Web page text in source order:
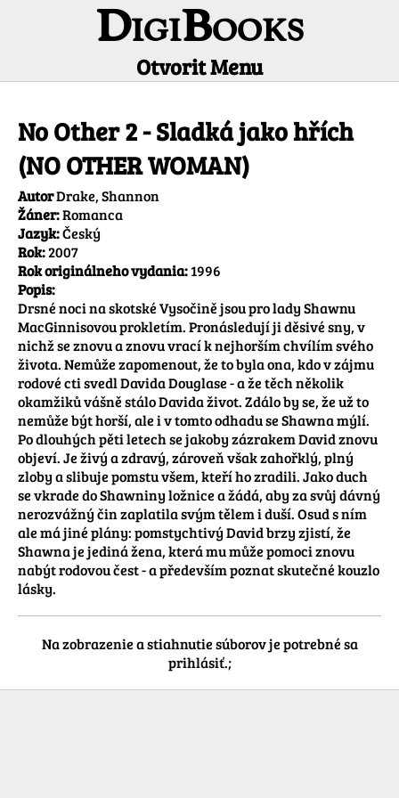
DigiBooks
Otvorit Menu
No Other 2 - Sladká jako hřích
(NO OTHER WOMAN)
AutorDrake, Shannon
Žáner:Romanca
Jazyk:Český
Rok:2007
Rok originálneho vydania:1996
Popis:
Drsné noci na skotské Vysočině jsou pro lady Shawnu
MacGinnisovou prokletím. Pronásledují ji děsivé sny, v
nichž se znovu a znovu vrací k nejhorším chvílím svého
života. Nemůže zapomenout, že to byla ona, kdo v zájmu
rodové cti svedl Davida Douglase - a že těch několik
okamžiků vášně stálo Davida život. Zdálo by se, že už to
nemůže být horší, ale i v tomto odhadu se Shawna mýlí.
Po dlouhých pěti letech se jakoby zázrakem David znovu
objeví. Je živý a zdravý, zároveň však zahořklý, plný
zloby a slibuje pomstu všem, kteří ho zradili. Jako duch
se vkrade do Shawniny ložnice a žádá, aby za svůj dávný
nerozvážný čin zaplatila svým tělem i duší. Osud s ním
ale má jiné plány: pomstychtivý David brzy zjistí, že
Shawna je jediná žena, která mu může pomoci znovu
nabýt rodovou čest - a především poznat skutečné kouzlo
lásky.
Na zobrazenie a stiahnutie súborov je potrebné sa
prihlásiť.;